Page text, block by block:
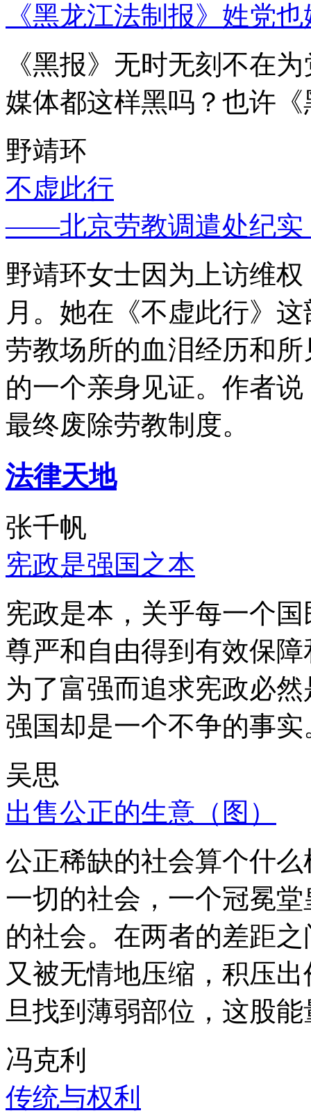
《黑龙江法制报》姓党
《黑报》无时无刻不在
媒体都这样黑吗？也许
野靖环
不虚此行
——北京劳教调遣处纪实
野靖环女士因为上访维
月。她在《不虚此行》
劳教场所的血泪经历和
的一个亲身见证。作者
最终废除劳教制度。
法律天地
张千帆
宪政是强国之本
宪政是本，关乎每一个
尊严和自由得到有效保
为了富强而追求宪政必
强国却是一个不争的事实
吴思
出售公正的生意（图）
公正稀缺的社会算个什
一切的社会，一个冠冕
的社会。在两者的差距
又被无情地压缩，积压
旦找到薄弱部位，这股
冯克利
传统与权利